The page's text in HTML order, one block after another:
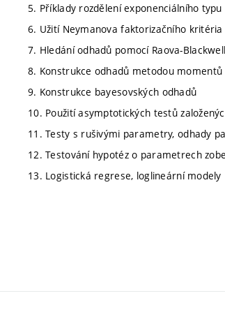
5. Příklady rozdělení exponenciálního typu
6. Užití Neymanova faktorizačního kritéria
7. Hledání odhadů pomocí Raova-
8. Konstrukce odhadů metodou
9. Konstrukce bayesovských odhadů
10. Použití asymptotických testů
11. Testy s rušivými parametry, odhady
12. Testování hypotéz o parametrech
13. Logistická regrese, loglineární modely